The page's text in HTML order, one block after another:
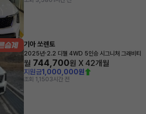
기아 쏘렌토
2025년·2.2 디젤 4WD 5인승 시그니처 그래비티
월 744,700원 X 42개월
지원금1,000,000원
조회 1,1503시간 전